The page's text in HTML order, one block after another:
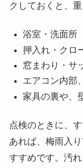
クしておくと、
浴室・洗面所
押入れ・クロ
窓まわり・サ
エアコン内部
家具の裏や、
点検のときに、
あれば、梅雨入
すすめです。汚